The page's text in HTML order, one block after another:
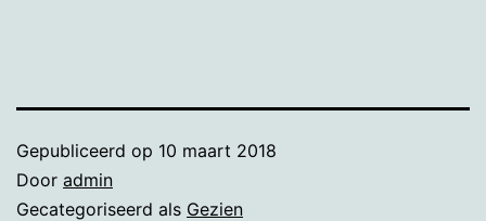
Gepubliceerd op 10 maart 2018
Door admin
Gecategoriseerd als Gezien